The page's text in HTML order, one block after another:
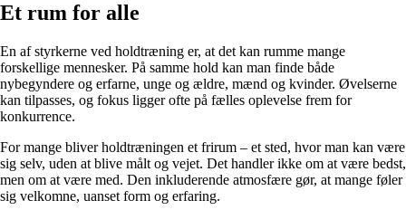
Et rum for alle
En af styrkerne ved holdtræning er, at det kan rumme mange
forskellige mennesker. På samme hold kan man finde både
nybegyndere og erfarne, unge og ældre, mænd og kvinder. Øvelserne
kan tilpasses, og fokus ligger ofte på fælles oplevelse frem for
konkurrence.
For mange bliver holdtræningen et frirum – et sted, hvor man kan være
sig selv, uden at blive målt og vejet. Det handler ikke om at være bedst,
men om at være med. Den inkluderende atmosfære gør, at mange føler
sig velkomne, uanset form og erfaring.